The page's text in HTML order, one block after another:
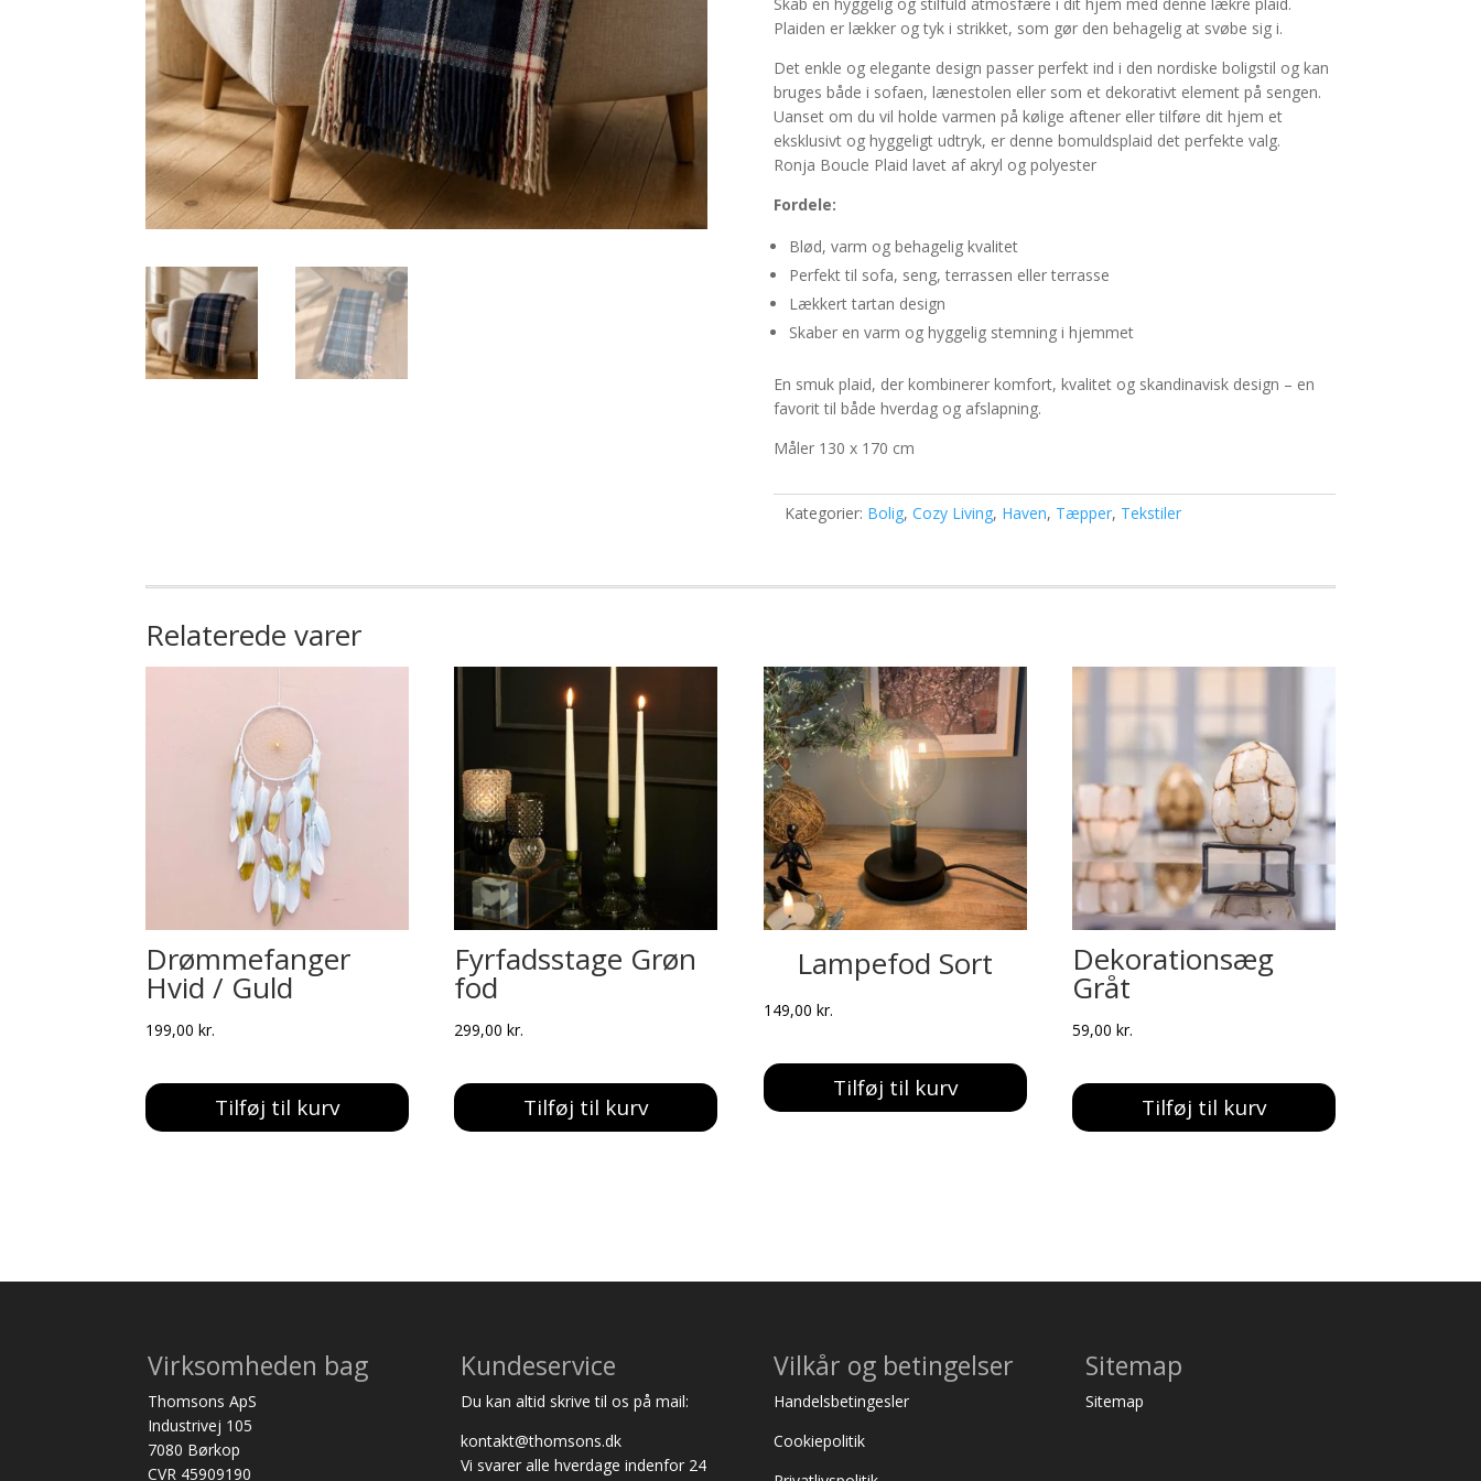
Plaiden er lækker og tyk i strikket, som gør den behagelig at svøbe sig i.
Det enkle og elegante design passer perfekt ind i den nordiske boligstil og kan
bruges både i sofaen, lænestolen eller som et dekorativt element på sengen.
Uanset om du vil holde varmen på kølige aftener eller tilføre dit hjem et
eksklusivt og hyggeligt udtryk, er denne bomuldsplaid det perfekte valg.
Ronja Boucle Plaid lavet af akryl og polyester
Fordele:
Blød, varm og behagelig kvalitet
Perfekt til sofa, seng, terrassen eller terrasse
Lækkert tartan design
Skaber en varm og hyggelig stemning i hjemmet
En smuk plaid, der kombinerer komfort, kvalitet og skandinavisk design – en
favorit til både hverdag og afslapning.
Måler 130 x 170 cm
Kategorier: Bolig, Cozy Living, Haven, Tæpper, Tekstiler
Relaterede varer
Drømmefanger
Hvid / Guld
199,00 kr.
Tilføj til kurv
Fyrfadsstage Grøn
fod
299,00kr.
Tilføj til kurv
Lampefod Sort
149,00 kr.
Tilføj til kurv
Dekorationsæg
Gråt
59,00 kr.
Tilføj til kurv
Virksomheden bag
Thomsons ApS
Industrivej 105
7080 Børkop
CVR 45909190
Kundeservice
Du kan altid skrive til os på mail:
kontakt@thomsons.dk
Vi svarer alle hverdage indenfor 24
Vilkår og betingelser
Handelsbetingesler
Cookiepolitik
Sitemap
Sitemap